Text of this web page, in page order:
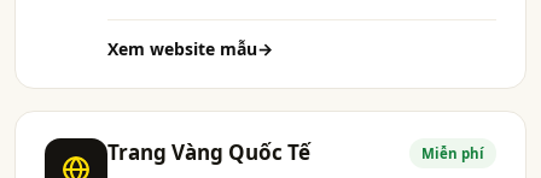
Xem website mẫu→
Trang Vàng Quốc Tế Miễn phí